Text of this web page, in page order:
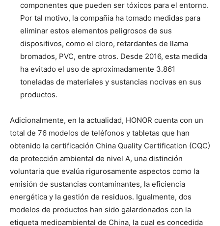
componentes que pueden ser tóxicos para el entorno.
Por tal motivo, la compañía ha tomado medidas para
eliminar estos elementos peligrosos de sus
dispositivos, como el cloro, retardantes de llama
bromados, PVC, entre otros. Desde 2016, esta medida
ha evitado el uso de aproximadamente 3.861
toneladas de materiales y sustancias nocivas en sus
productos.
Adicionalmente, en la actualidad, HONOR cuenta con un
total de 76 modelos de teléfonos y tabletas que han
obtenido la certificación China Quality Certification (CQC)
de protección ambiental de nivel A, una distinción
voluntaria que evalúa rigurosamente aspectos como la
emisión de sustancias contaminantes, la eficiencia
energética y la gestión de residuos. Igualmente, dos
modelos de productos han sido galardonados con la
etiqueta medioambiental de China, la cual es concedida